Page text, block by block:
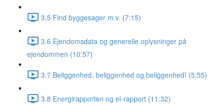
3.5 Find byggesager m.v. (7:15)
3.6 Ejendomsdata og generelle oplysninger på
ejendommen (10:57)
3.7 Beliggenhed, beliggenhed og beliggenhed! (5:55)
3.8 Energirapporten og el-rapport (11:32)